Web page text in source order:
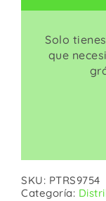
Solo
que
SKU: PTRS9754
Categoría: